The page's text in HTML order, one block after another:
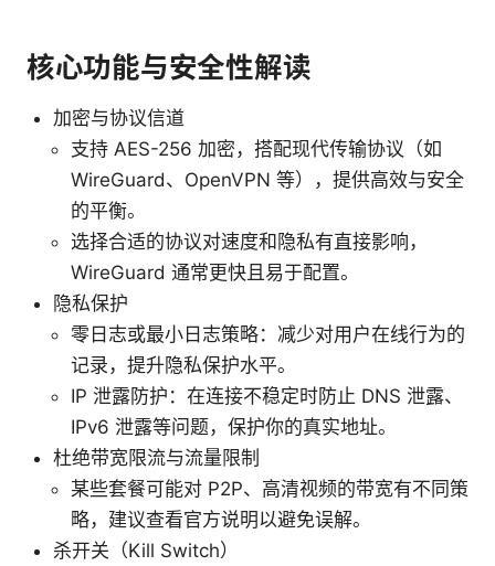
核心功能与安全性解读
加密与协议信道
支持 AES-256 加密，搭配现代传输协议（如
WireGuard、OpenVPN 等），提供高效与安全
的平衡。
选择合适的协议对速度和隐私有直接影响，
WireGuard 通常更快且易于配置。
隐私保护
零日志或最小日志策略：减少对用户在线行为的
记录，提升隐私保护水平。
IP 泄露防护：在连接不稳定时防止 DNS 泄露、
IPv6 泄露等问题，保护你的真实地址。
杜绝带宽限流与流量限制
某些套餐可能对 P2P、高清视频的带宽有不同策
略，建议查看官方说明以避免误解。
杀开关（Kill Switch）